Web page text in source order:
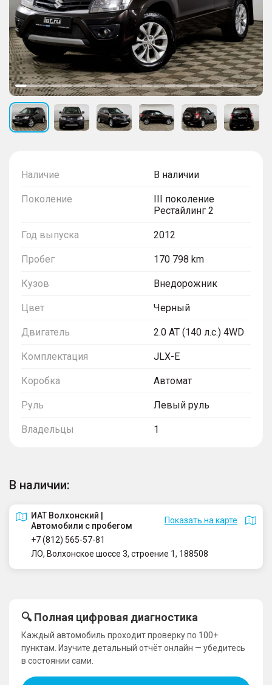
Наличие В наличии
Поколение
III поколение
Рестайлинг 2
Год выпуска 2012
Пробег 170 798 km
Кузов Внедорожник
Цвет Черный
Двигатель 2.0 AT (140 л.с.) 4WD
Комплектация JLX-E
Коробка Автомат
Руль Левый руль
Владельцы 1
В наличии:
ИАТ Волхонский |
Автомобили с пробегом
Показать на карте
+7 (812) 565-57-81
ЛО, Волхонское шоссе 3, строение 1, 188508
🔍 Полная цифровая диагностика
Каждый автомобиль проходит проверку по 100+
пунктам. Изучите детальный отчёт онлайн — убедитесь
в состоянии сами.